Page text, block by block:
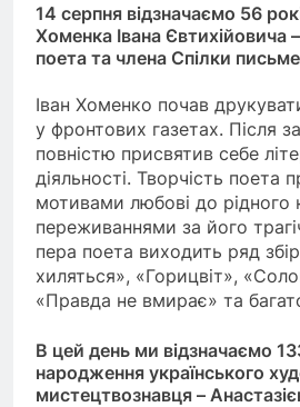
14 серпня відзначаємо 56
Хоменка Івана Євтихійовича
поета та члена Спілки
Іван Хоменко почав
у фронтових газетах. Після
повністю присвятив себе
діяльності. Творчість поета
мотивами любові до рідного
переживаннями за його
пера поета виходить ряд
хиляться», «Горицвіт»,
«Правда не вмирає» та
В цей день ми відзначаємо
народження українського
мистецтвознавця –